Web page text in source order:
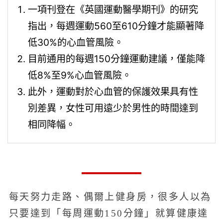
一項刊登在《英國運動醫學期刊》的研究
指出，每週運動560至610分鐘才能顯著降
低30%的心血管風險。
目前通用的每週150分鐘運動建議，僅能降
低8%至9%心血管風險。
此外，運動對於心血管的保護效果具有性
別差異，女性可用遠少於男性的時間達到
相同降幅。
每天努力走路、偶爾上健身房，很多人以為
只要達到「每周運動150分鐘」就算健康達